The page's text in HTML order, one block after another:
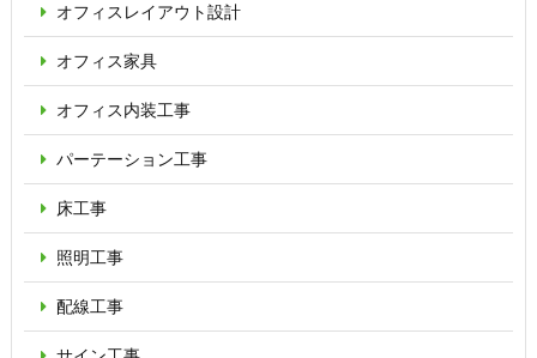
オフィス レイアウト設計
オフィス家具
オフィス内装工事
パーテーション工事
床工事
照明工事
配線工事